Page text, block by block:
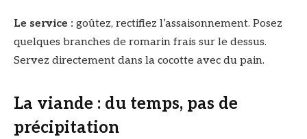
Le service : goûtez, rectifiez l’assaisonnement. Posez
quelques branches de romarin frais sur le dessus.
Servez directement dans la cocotte avec du pain.
La viande : du temps, pas de
précipitation